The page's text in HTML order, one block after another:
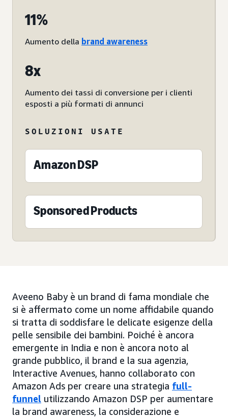
11%
Aumento della brand awareness
8x
Aumento dei tassi di conversione per i clienti
esposti a più formati di annunci
SOLUZIONI USATE
Amazon DSP
Sponsored Products
Aveeno Baby è un brand di fama mondiale che
si è affermato come un nome affidabile quando
si tratta di soddisfare le delicate esigenze della
pelle sensibile dei bambini. Poiché è ancora
emergente in India e non è ancora noto al
grande pubblico, il brand e la sua agenzia,
Interactive Avenues, hanno collaborato con
Amazon Ads per creare una strategia full-
funnel utilizzando Amazon DSP per aumentare
la brand awareness, la considerazione e